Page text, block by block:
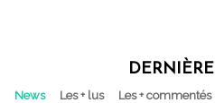
DERNIÈRE
News Les + lus Les + commentés